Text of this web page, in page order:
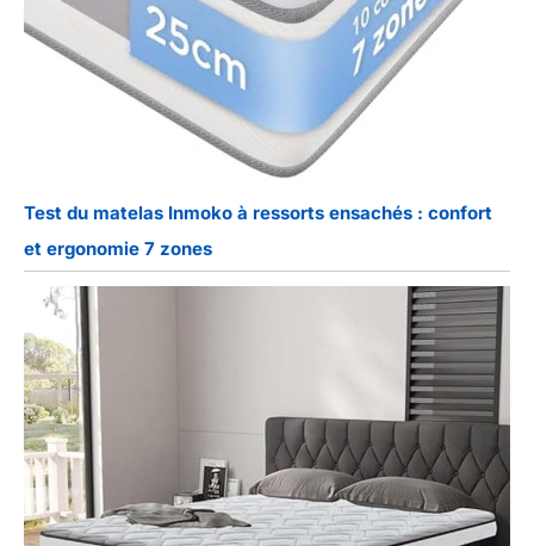
Test du matelas Inmoko à ressorts ensachés : confort
et ergonomie 7 zones